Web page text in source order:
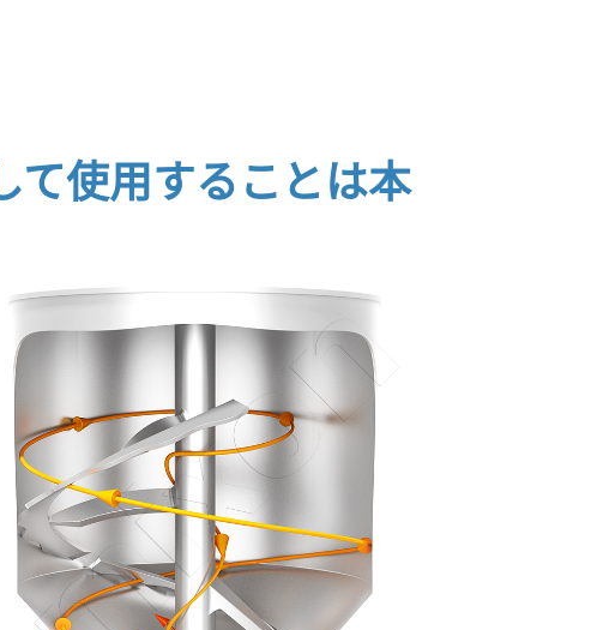
て使用することは本